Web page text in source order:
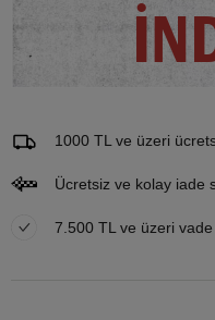
1000 TL ve üzeri
Ücretsiz ve kolay iade
7.500 TL ve üzeri vade